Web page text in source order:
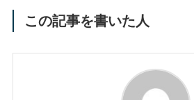
この記事を書いた人